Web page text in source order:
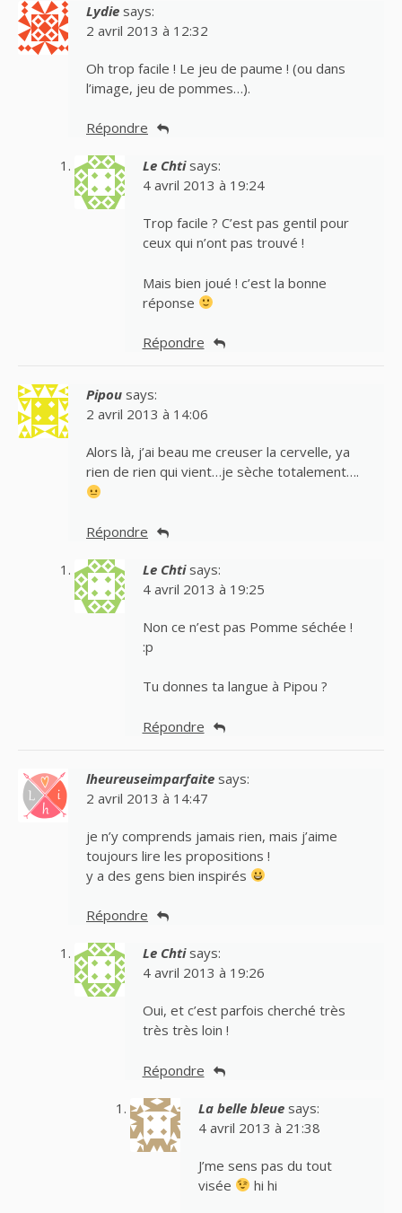
Lydie says:
2 avril 2013 à 12:32
Oh trop facile ! Le jeu de paume ! (ou dans
l’image, jeu de pommes…).
Répondre
Le Chti says:
4 avril 2013 à 19:24
Trop facile ? C’est pas gentil pour
ceux qui n’ont pas trouvé !
Mais bien joué ! c’est la bonne
réponse
Répondre
Pipou says:
2 avril 2013 à 14:06
Alors là, j’ai beau me creuser la cervelle, ya
rien de rien qui vient…je sèche totalement….
Répondre
Le Chti says:
4 avril 2013 à 19:25
Non ce n’est pas Pomme séchée !
:p
Tu donnes ta langue à Pipou ?
Répondre
lheureuseimparfaite says:
2 avril 2013 à 14:47
je n’y comprends jamais rien, mais j’aime
toujours lire les propositions !
y a des gens bien inspirés
Répondre
Le Chti says:
4 avril 2013 à 19:26
Oui, et c’est parfois cherché très
très très loin !
Répondre
La belle bleue says:
4 avril 2013 à 21:38
J’me sens pas du tout
visée
hi hi